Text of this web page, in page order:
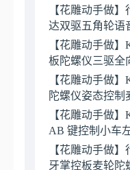
【花雕动手做
达双驱五角轮语
【花雕动手做
板陀螺仪三驱全
【花雕动手做
陀螺仪姿态控制
【花雕动手做
AB 键控制小车
【花雕动手做
牙掌控板麦轮陀